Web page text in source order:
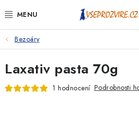
na
PSI
KOČKY
KONĚ
Bezoáry
Laxativ pasta 70g
1 hodnocení Podrobnosti